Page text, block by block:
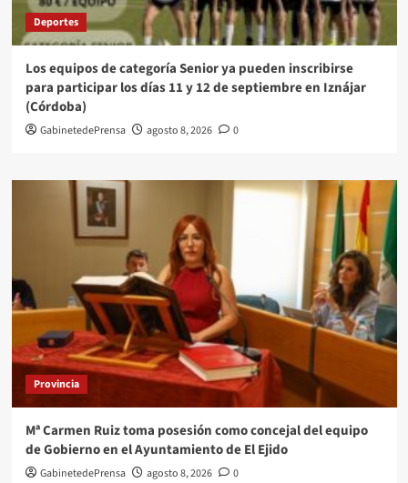
Deportes
Los equipos de categoría Senior ya pueden inscribirse
para participar los días 11 y 12 de septiembre en Iznájar
(Córdoba)
GabinetedePrensa agosto 8, 2026 0
Provincia
Mª Carmen Ruiz toma posesión como concejal del equipo
de Gobierno en el Ayuntamiento de El Ejido
GabinetedePrensa agosto 8, 2026 0